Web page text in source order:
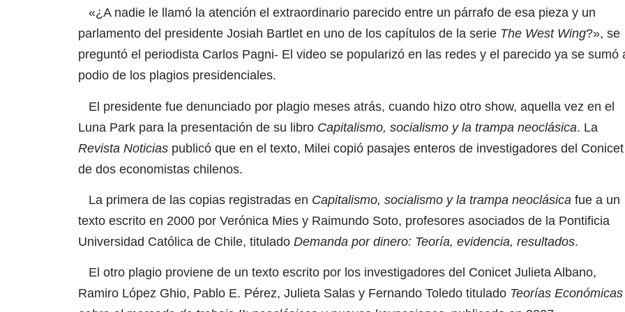
«¿A nadie le llamó la atención el extraordinario parecido entre un párrafo de esa pieza y un
parlamento del presidente Josiah Bartlet en uno de los capítulos de la serie The West Wing?», se
preguntó el periodista Carlos Pagni- El video se popularizó en las redes y el parecido ya se sumó
podio de los plagios presidenciales.
El presidente fue denunciado por plagio meses atrás, cuando hizo otro show, aquella vez en el
Luna Park para la presentación de su libro Capitalismo, socialismo y la trampa neoclásica. La
Revista Noticias publicó que en el texto, Milei copió pasajes enteros de investigadores del
de dos economistas chilenos.
La primera de las copias registradas en Capitalismo, socialismo y la trampa neoclásica fue a un
texto escrito en 2000 por Verónica Mies y Raimundo Soto, profesores asociados de la Pontificia
Universidad Católica de Chile, titulado Demanda por dinero: Teoría, evidencia, resultados.
El otro plagio proviene de un texto escrito por los investigadores del Conicet Julieta Albano,
Ramiro López Ghio, Pablo E. Pérez, Julieta Salas y Fernando Toledo titulado Teorías Económicas